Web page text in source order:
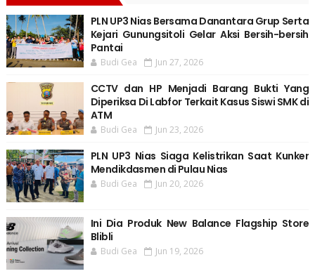
PLN UP3 Nias Bersama Danantara Grup Serta
Kejari Gunungsitoli Gelar Aksi Bersih-bersih
Pantai
Budi Gea Jun 27, 2026
CCTV dan HP Menjadi Barang Bukti Yang
Diperiksa Di Labfor Terkait Kasus Siswi SMK di
ATM
Budi Gea Jun 23, 2026
PLN UP3 Nias Siaga Kelistrikan Saat Kunker
Mendikdasmen di Pulau Nias
Budi Gea Jun 20, 2026
Ini Dia Produk New Balance Flagship Store
Blibli
Budi Gea Jun 19, 2026